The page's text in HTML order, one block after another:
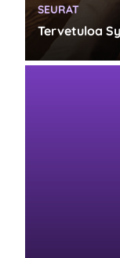
Tervetuloa
KATEGORIA:
SEURAT